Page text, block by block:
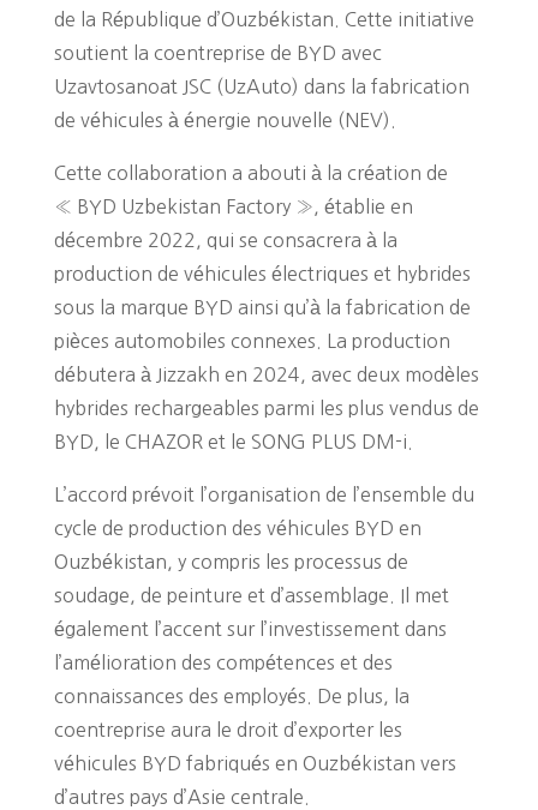
de la République d’Ouzbékistan. Cette initiative
soutient la coentreprise de BYD avec
Uzavtosanoat JSC (UzAuto) dans la fabrication
de véhicules à énergie nouvelle (NEV)​​.
Cette collaboration a abouti à la création de
« BYD Uzbekistan Factory », établie en
décembre 2022, qui se consacrera à la
production de véhicules électriques et hybrides
sous la marque BYD ainsi qu’à la fabrication de
pièces automobiles connexes. La production
débutera à Jizzakh en 2024, avec deux modèles
hybrides rechargeables parmi les plus vendus de
BYD, le CHAZOR et le SONG PLUS DM-i​​.
L’accord prévoit l’organisation de l’ensemble du
cycle de production des véhicules BYD en
Ouzbékistan, y compris les processus de
soudage, de peinture et d’assemblage. Il met
également l’accent sur l’investissement dans
l’amélioration des compétences et des
connaissances des employés. De plus, la
coentreprise aura le droit d’exporter les
véhicules BYD fabriqués en Ouzbékistan vers
d’autres pays d’Asie centrale​​.